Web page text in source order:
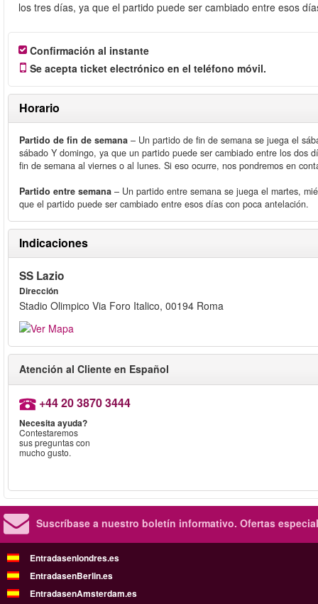
los tres días, ya que el partido puede ser cambiado entre esos
Confirmación al instante
Se acepta ticket electrónico en el teléfono móvil.
Horario
Partido de fin de semana – Un partido de fin de semana se juega el
sábado Y domingo, ya que un partido puede ser cambiado entre los dos
fin de semana al viernes o al lunes. Si eso ocurre, nos pondremos en
Partido entre semana – Un partido entre semana se juega el martes,
que el partido puede ser cambiado entre esos días con poca antelación.
Indicaciones
SS Lazio
Dirección
Stadio Olimpico Via Foro Italico, 00194 Roma
Atención al Cliente en Español
+44 20 3870 3444
Necesita ayuda?
Contestaremos
sus preguntas con
mucho gusto.
Suscríbase a nuestro boletín informativo. Ofertas
Entradasenlondres.es
EntradasenBerlin.es
EntradasenAmsterdam.es